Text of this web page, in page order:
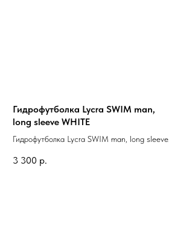
Гидрофутболка Lycra SWIM man,
long sleeve WHITE
Гидрофутболка Lycra SWIM man, long sleeve
3 300 р.